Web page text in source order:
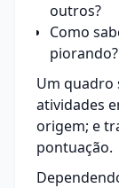
outros?
Como
piorando?
Um quadro
atividades
origem; e
pontuação.